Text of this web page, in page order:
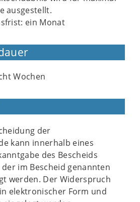
ausgestellt.
ein Monat
Wochen
der
kann innerhalb eines
des Bescheids
im Bescheid genannten
werden. Der Widerspruch
elektronischer Form und